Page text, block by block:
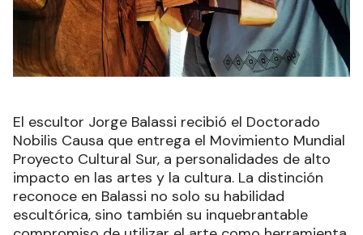
El escultor Jorge Balassi recibió el Doctorado
Nobilis Causa que entrega el Movimiento Mundial
Proyecto Cultural Sur, a personalidades de alto
impacto en las artes y la cultura. La distinción
reconoce en Balassi no solo su habilidad
escultórica, sino también su inquebrantable